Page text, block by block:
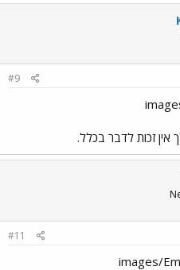
#9
אין זכות לדבר בכלל.
#11